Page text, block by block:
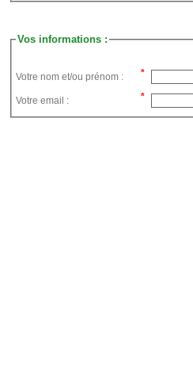
Vos informations :
Votre nom et/ou prénom :
Votre email :